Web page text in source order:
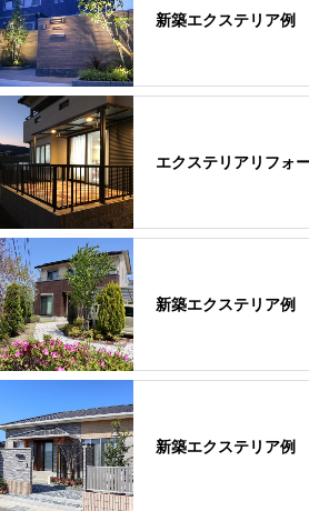
新築エクステリア
エクステリアリフ
新築エクステリア
新築エクステリア